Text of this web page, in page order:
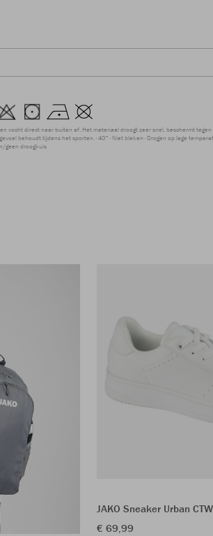
vocht direct naar buiten af. Het materiaal droogt zeer snel, beschermt
behoudt tijdens het sporten. 40° Niet bleken Drogen op lage
geen droogkuis
JAKO Sneaker Urban CTW
€ 69,99